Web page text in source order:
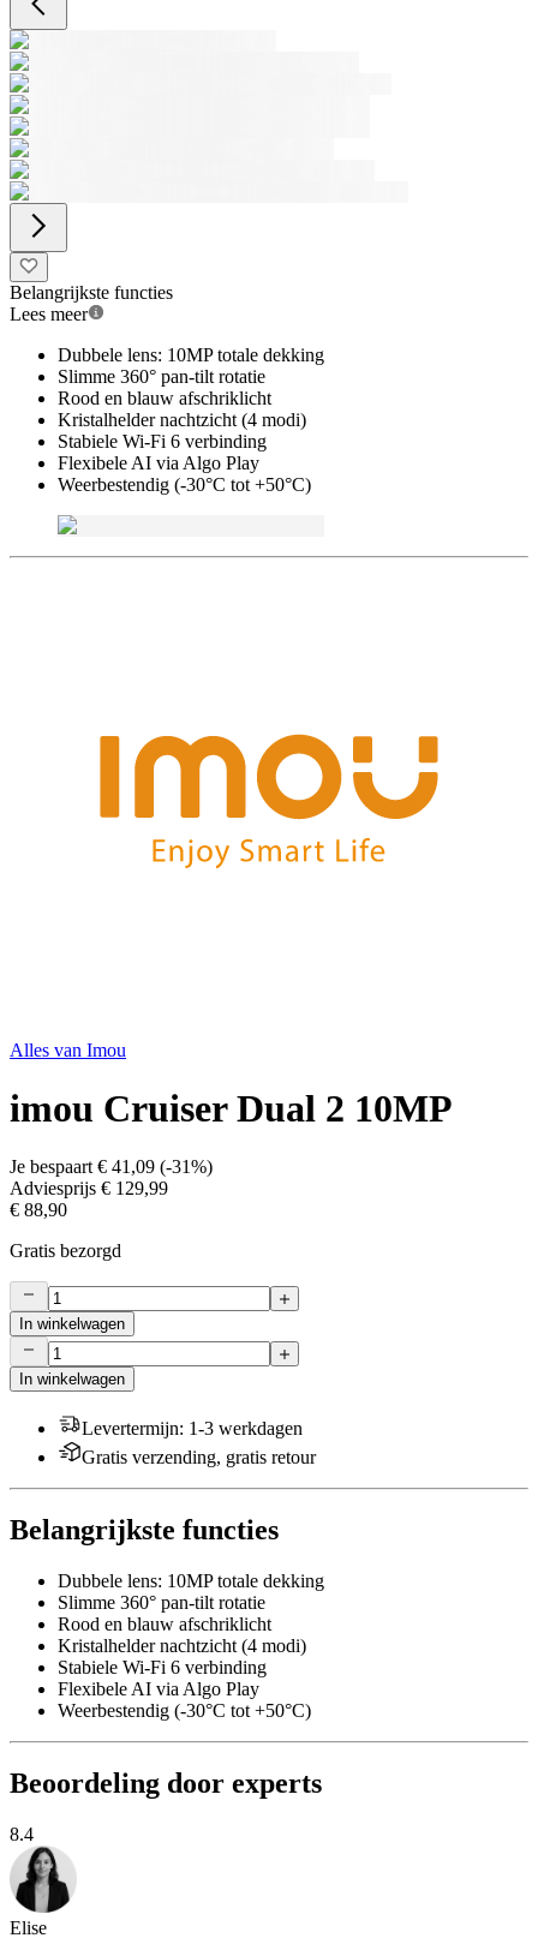
Belangrijkste functies
Lees meer
Dubbele lens: 10MP totale dekking
Slimme 360° pan-tilt rotatie
Rood en blauw afschriklicht
Kristalhelder nachtzicht (4 modi)
Stabiele Wi-Fi 6 verbinding
Flexibele AI via Algo Play
Weerbestendig (-30°C tot +50°C)
Alles van Imou
imou Cruiser Dual 2 10MP
Je bespaart € 41,09 (-31%)
Adviesprijs € 129,99
€ 88,90
Gratis bezorgd
In winkelwagen
In winkelwagen
Levertermijn: 1-3 werkdagen
Gratis verzending, gratis retour
Belangrijkste functies
Dubbele lens: 10MP totale dekking
Slimme 360° pan-tilt rotatie
Rood en blauw afschriklicht
Kristalhelder nachtzicht (4 modi)
Stabiele Wi-Fi 6 verbinding
Flexibele AI via Algo Play
Weerbestendig (-30°C tot +50°C)
Beoordeling door experts
8.4
Elise